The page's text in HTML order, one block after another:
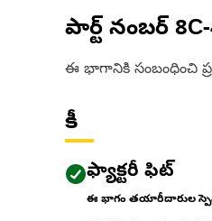
పార్ట్ నంబర్
ఈ భాగానికి సంబంధించి
కీ
ఫ్యాక్టరీ ఫిట్
ఈ భాగం తయారీదారుల